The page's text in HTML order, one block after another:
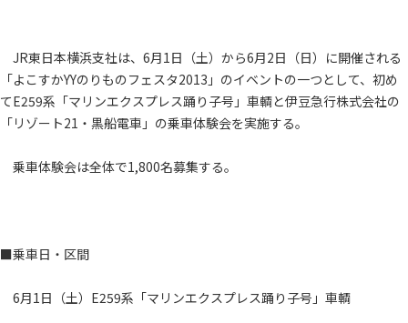
JR東日本横浜支社は、6月1日（土）から6月2日（日）に開催される
「よこすかYYのりものフェスタ2013」のイベントの一つとして、初め
てE259系「マリンエクスプレス踊り子号」車輌と伊豆急行株式会社の
「リゾート21・黒船電車」の乗車体験会を実施する。
乗車体験会は全体で1,800名募集する。
■乗車日・区間
6月1日（土）E259系「マリンエクスプレス踊り子号」車輌